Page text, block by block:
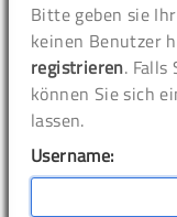
Bitte geben sie
keinen Benutzer
registrieren. Falls
können Sie sich
lassen.
Username: